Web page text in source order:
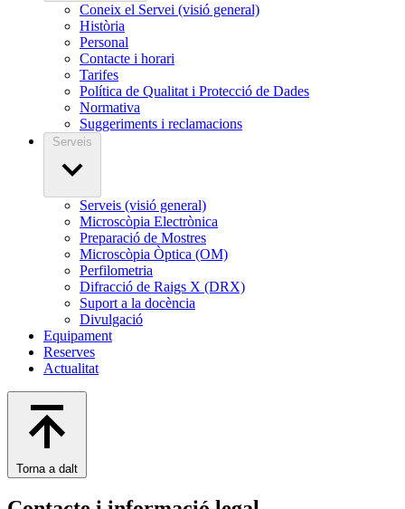
Coneix el Servei (visió general)
Història
Personal
Contacte i horari
Tarifes
Política de Qualitat i Protecció de Dades
Normativa
Suggeriments i reclamacions
Serveis
Serveis (visió general)
Microscòpia Electrònica
Preparació de Mostres
Microscòpia Òptica (OM)
Perfilometria
Difracció de Raigs X (DRX)
Suport a la docència
Divulgació
Equipament
Reserves
Actualitat
Torna a dalt